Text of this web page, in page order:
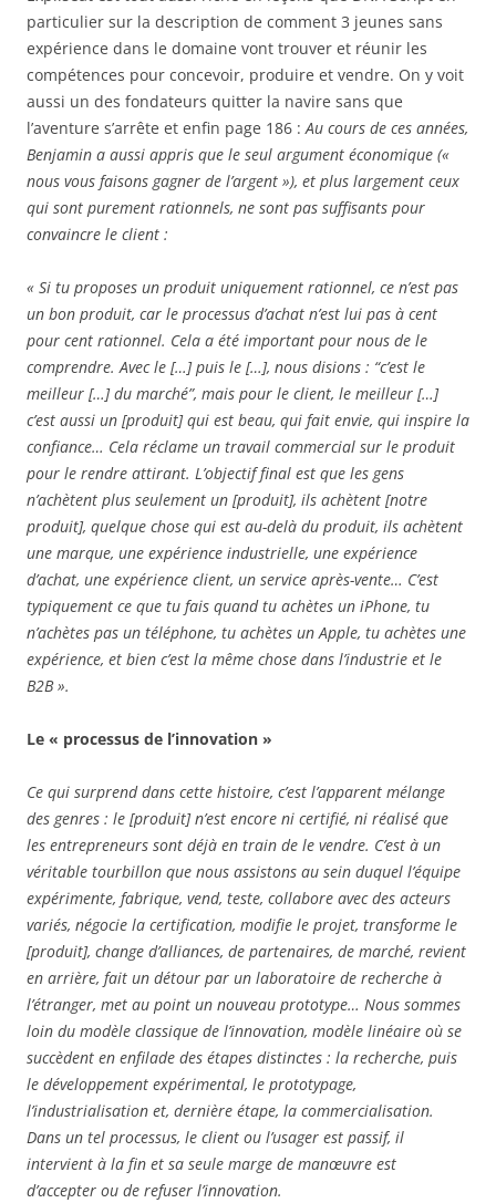
particulier sur la description de comment 3 jeunes sans
expérience dans le domaine vont trouver et réunir les
compétences pour concevoir, produire et vendre. On y voit
aussi un des fondateurs quitter la navire sans que
l’aventure s’arrête et enfin page 186 :Au cours de ces années,
Benjamin a aussi appris que le seul argument économique («
nous vous faisons gagner de l’argent »), et plus largement ceux
qui sont purement rationnels, ne sont pas suffisants pour
convaincre le client :
« Si tu proposes un produit uniquement rationnel, ce n’est pas
un bon produit, car le processus d’achat n’est lui pas à cent
pour cent rationnel. Cela a été important pour nous de le
comprendre. Avec le […] puis le […], nous disions : “c’est le
meilleur […] du marché”, mais pour le client, le meilleur […]
c’est aussi un [produit] qui est beau, qui fait envie, qui inspire la
confiance… Cela réclame un travail commercial sur le produit
pour le rendre attirant. L’objectif final est que les gens
n’achètent plus seulement un [produit], ils achètent [notre
produit], quelque chose qui est au-delà du produit, ils achètent
une marque, une expérience industrielle, une expérience
d’achat, une expérience client, un service après-vente… C’est
typiquement ce que tu fais quand tu achètes un iPhone, tu
n’achètes pas un téléphone, tu achètes un Apple, tu achètes une
expérience, et bien c’est la même chose dans l’industrie et le
B2B ».
Le « processus de l’innovation »
Ce qui surprend dans cette histoire, c’est l’apparent mélange
des genres : le [produit] n’est encore ni certifié, ni réalisé que
les entrepreneurs sont déjà en train de le vendre. C’est à un
véritable tourbillon que nous assistons au sein duquel l’équipe
expérimente, fabrique, vend, teste, collabore avec des acteurs
variés, négocie la certification, modifie le projet, transforme le
[produit], change d’alliances, de partenaires, de marché, revient
en arrière, fait un détour par un laboratoire de recherche à
l’étranger, met au point un nouveau prototype… Nous sommes
loin du modèle classique de l’innovation, modèle linéaire où se
succèdent en enfilade des étapes distinctes : la recherche, puis
le développement expérimental, le prototypage,
l’industrialisation et, dernière étape, la commercialisation.
Dans un tel processus, le client ou l’usager est passif, il
intervient à la fin et sa seule marge de manœuvre est
d’accepter ou de refuser l’innovation.